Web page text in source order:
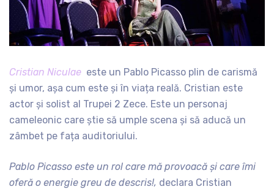
Cristian Niculae este un Pablo Picasso plin de carismă
și umor, așa cum este și în viața reală. Cristian este
actor și solist al Trupei 2 Zece. Este un personaj
cameleonic care știe să umple scena și să aducă un
zâmbet pe fața auditoriului.
Pablo Picasso este un rol care mă provoacă și care îmi
oferă o energie greu de descris!, declara Cristian